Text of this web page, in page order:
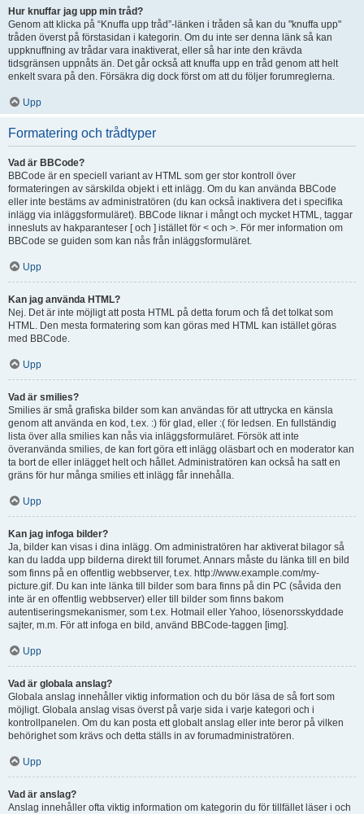
Hur knuffar jag upp min tråd?
Genom att klicka på “Knuffa upp tråd”-länken i tråden så kan du "knuffa upp"
tråden överst på förstasidan i kategorin. Om du inte ser denna länk så kan
uppknuffning av trådar vara inaktiverat, eller så har inte den krävda
tidsgränsen uppnåts än. Det går också att knuffa upp en tråd genom att helt
enkelt svara på den. Försäkra dig dock först om att du följer forumreglerna.
Upp
Formatering och trådtyper
Vad är BBCode?
BBCode är en speciell variant av HTML som ger stor kontroll över
formateringen av särskilda objekt i ett inlägg. Om du kan använda BBCode
eller inte bestäms av administratören (du kan också inaktivera det i specifika
inlägg via inläggsformuläret). BBCode liknar i mångt och mycket HTML, taggar
innesluts av hakparanteser [ och ] istället för < och >. För mer information om
BBCode se guiden som kan nås från inläggsformuläret.
Upp
Kan jag använda HTML?
Nej. Det är inte möjligt att posta HTML på detta forum och få det tolkat som
HTML. Den mesta formatering som kan göras med HTML kan istället göras
med BBCode.
Upp
Vad är smilies?
Smilies är små grafiska bilder som kan användas för att uttrycka en känsla
genom att använda en kod, t.ex. :) för glad, eller :( för ledsen. En fullständig
lista över alla smilies kan nås via inläggsformuläret. Försök att inte
överanvända smilies, de kan fort göra ett inlägg oläsbart och en moderator kan
ta bort de eller inlägget helt och hållet. Administratören kan också ha satt en
gräns för hur många smilies ett inlägg får innehålla.
Upp
Kan jag infoga bilder?
Ja, bilder kan visas i dina inlägg. Om administratören har aktiverat bilagor så
kan du ladda upp bilderna direkt till forumet. Annars måste du länka till en bild
som finns på en offentlig webbserver, t.ex. http://www.example.com/my-
picture.gif. Du kan inte länka till bilder som bara finns på din PC (såvida den
inte är en offentlig webbserver) eller till bilder som finns bakom
autentiseringsmekanismer, som t.ex. Hotmail eller Yahoo, lösenorsskyddade
sajter, m.m. För att infoga en bild, använd BBCode-taggen [img].
Upp
Vad är globala anslag?
Globala anslag innehåller viktig information och du bör läsa de så fort som
möjligt. Globala anslag visas överst på varje sida i varje kategori och i
kontrollpanelen. Om du kan posta ett globalt anslag eller inte beror på vilken
behörighet som krävs och detta ställs in av forumadministratören.
Upp
Vad är anslag?
Anslag innehåller ofta viktig information om kategorin du för tillfället läser i och